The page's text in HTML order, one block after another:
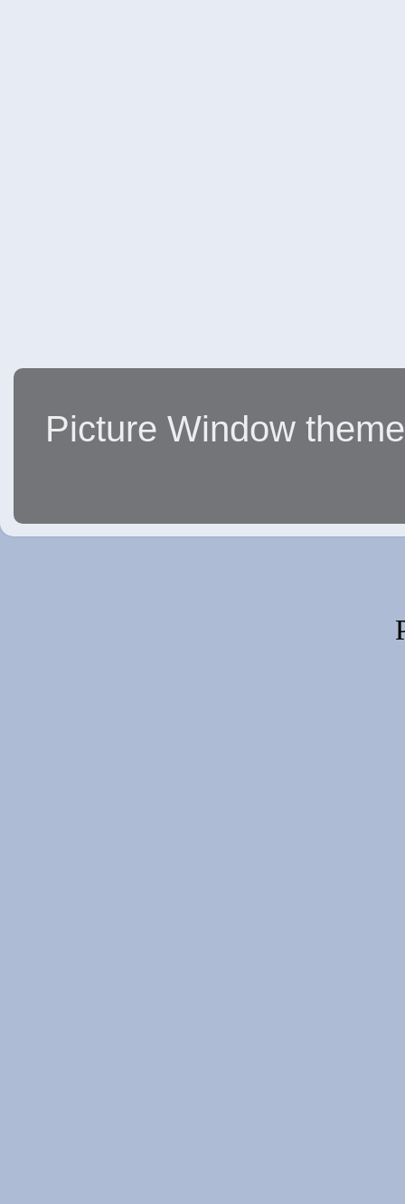
Picture Window